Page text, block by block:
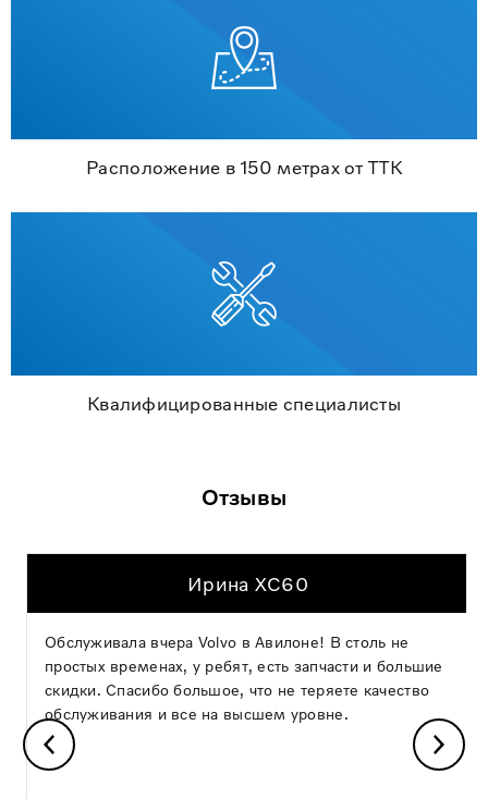
Расположение в 150 метрах от ТТК
Квалифицированные специалисты
Отзывы
Ирина XC60
Обслуживала вчера Volvo в Авилоне! В столь не
простых временах, у ребят, есть запчасти и большие
скидки. Спасибо большое, что не теряете качество
обслуживания и все на высшем уровне.